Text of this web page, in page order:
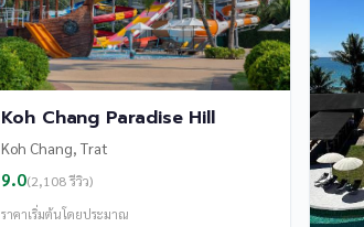
Koh Chang Paradise Hill
Koh Chang, Trat
9.0(2,108 รีวิว)
ราคาเริ่มต้นโดยประมาณ